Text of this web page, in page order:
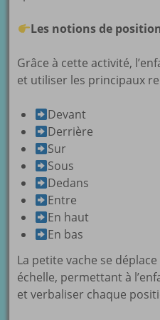
Les notions de
Grâce à cette activité,
et utiliser les principaux
Devant
Derrière
Sur
Sous
Dedans
Entre
En haut
En bas
La petite vache se
échelle, permettant à
et verbaliser chaque